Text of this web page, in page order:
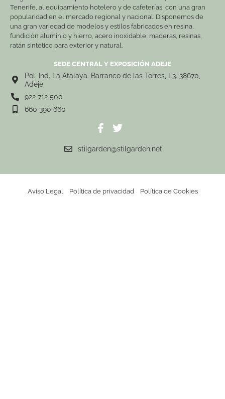
Tenerife, al equipamiento hotelero y de cafeterías, con una gran
popularidad en el mercado regional y nacional. Disponemos de
una gran variedad de modelos y estilos fabricados en resina,
fundición aluminio y hierro, acero inoxidable, maderas, resinas,
ratán sintético para exterior y natural.
SEDE CENTRAL Y EXPOSICIÓN ADEJE
Pol. Ind. La Atalaya. Barranco de las Torres, L3. 38670,
Adeje
922 712 500
660 390 660
stilgarden@stilgarden.net
Aviso Legal Política de privacidad Política de Cookies